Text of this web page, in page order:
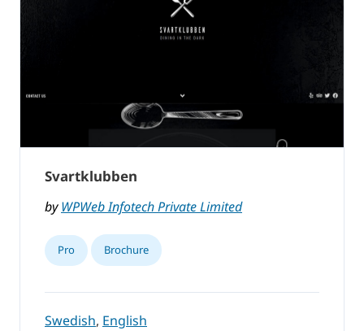
Svartklubben
byWPWeb Infotech Private Limited
Pro Brochure
Swedish, English